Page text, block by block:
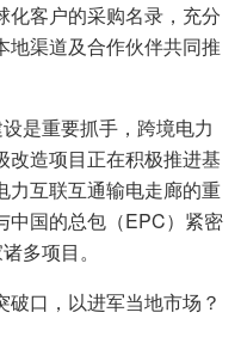
化客户的采购名录，充分
地渠道及合作伙伴共同推
是重要抓手，跨境电力
改造项目正在积极推进基
力互联互通输电走廊的重
中国的总包（EPC）紧密
多项目。
破口，以进军当地市场？